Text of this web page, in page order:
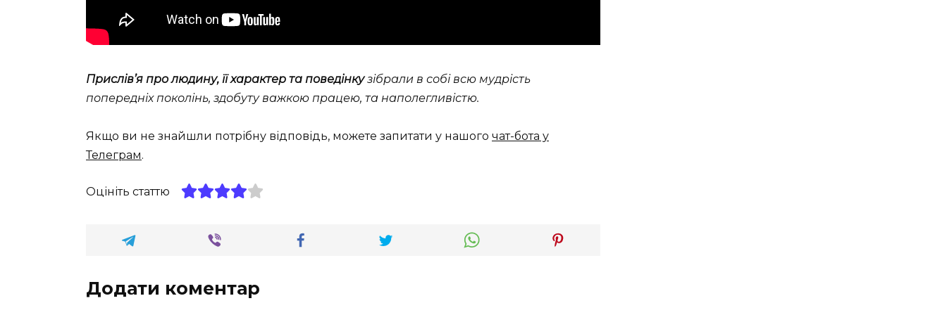
Прислів’я про людину, її характер та поведінкузібрали в собі всю мудрість
попередніх поколінь, здобуту важкою працею, та наполегливістю.
Якщо ви не знайшли потрібну відповідь, можете запитати у нашого чат-бота у
Телеграм.
Оцініть статтю
Додати коментар